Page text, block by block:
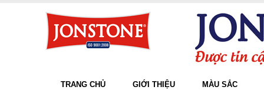
TRANG CHỦ GIỚI THIỆU MÀU SẮC